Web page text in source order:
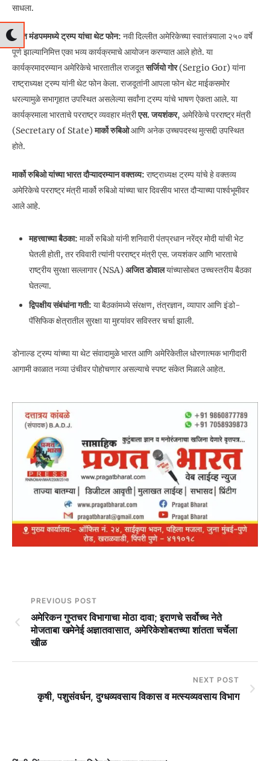
साधला.
भारत मंडपममध्ये ट्रम्प यांचा थेट फोन: नवी दिल्लीत अमेरिकेच्या स्वातंत्र्याला २५० वर्षे
पूर्ण झाल्यानिमित्त एका भव्य कार्यक्रमाचे आयोजन करण्यात आले होते. या
कार्यक्रमादरम्यान अमेरिकेचे भारतातील राजदूतसर्जियो गोर(Sergio Gor) यांना
राष्ट्राध्यक्ष ट्रम्प यांनी थेट फोन केला. राजदूतांनी आपला फोन थेट माईकसमोर
धरल्यामुळे सभागृहात उपस्थित असलेल्या सर्वांना ट्रम्प यांचे भाषण ऐकता आले. या
कार्यक्रमाला भारताचे परराष्ट्र व्यवहार मंत्रीएस. जयशंकर, अमेरिकेचे परराष्ट्र मंत्री
(Secretary of State)मार्को रुबिओआणि अनेक उच्चपदस्थ मुत्सद्दी उपस्थित
होते.
मार्को रुबिओ यांच्या भारत दौऱ्यादरम्यान वक्तव्य: राष्ट्राध्यक्ष ट्रम्प यांचे हे वक्तव्य
अमेरिकेचे परराष्ट्र मंत्री मार्को रुबिओ यांच्या चार दिवसीय भारत दौऱ्याच्या पार्श्वभूमीवर
आले आहे.
महत्त्वाच्या बैठका: मार्को रुबिओ यांनी शनिवारी पंतप्रधान नरेंद्र मोदी यांची भेट
घेतली होती, तर रविवारी त्यांनी परराष्ट्र मंत्री एस. जयशंकर आणि भारताचे
राष्ट्रीय सुरक्षा सल्लागार (NSA) अजित डोवालयांच्यासोबत उच्चस्तरीय बैठका
घेतल्या.
द्विपक्षीय संबंधांना गती: या बैठकांमध्ये संरक्षण, तंत्रज्ञान, व्यापार आणि इंडो-
पॅसिफिक क्षेत्रातील सुरक्षा या मुद्द्यांवर सविस्तर चर्चा झाली.
डोनाल्ड ट्रम्प यांच्या या थेट संवादामुळे भारत आणि अमेरिकेतील धोरणात्मक भागीदारी
आगामी काळात नव्या उंचीवर पोहोचणार असल्याचे स्पष्ट संकेत मिळाले आहेत.
PREVIOUS POST
अमेरिकन गुप्तचर विभागाचा मोठा दावा; इराणचे सर्वोच्च नेते
मोजताबा खमेनेई अज्ञातवासात, अमेरिकेशोबतच्या शांतता चर्चेला
खीळ
NEXT POST
कृषी, पशुसंवर्धन, दुग्‍धव्‍यवसाय विकास व मत्‍स्‍यव्‍यवसाय विभाग